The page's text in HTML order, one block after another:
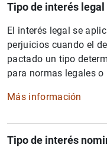
Tipo de interés legal
El interés legal se
perjuicios cuando el
pactado un tipo
para normas legales
Más información
Tipo de interés